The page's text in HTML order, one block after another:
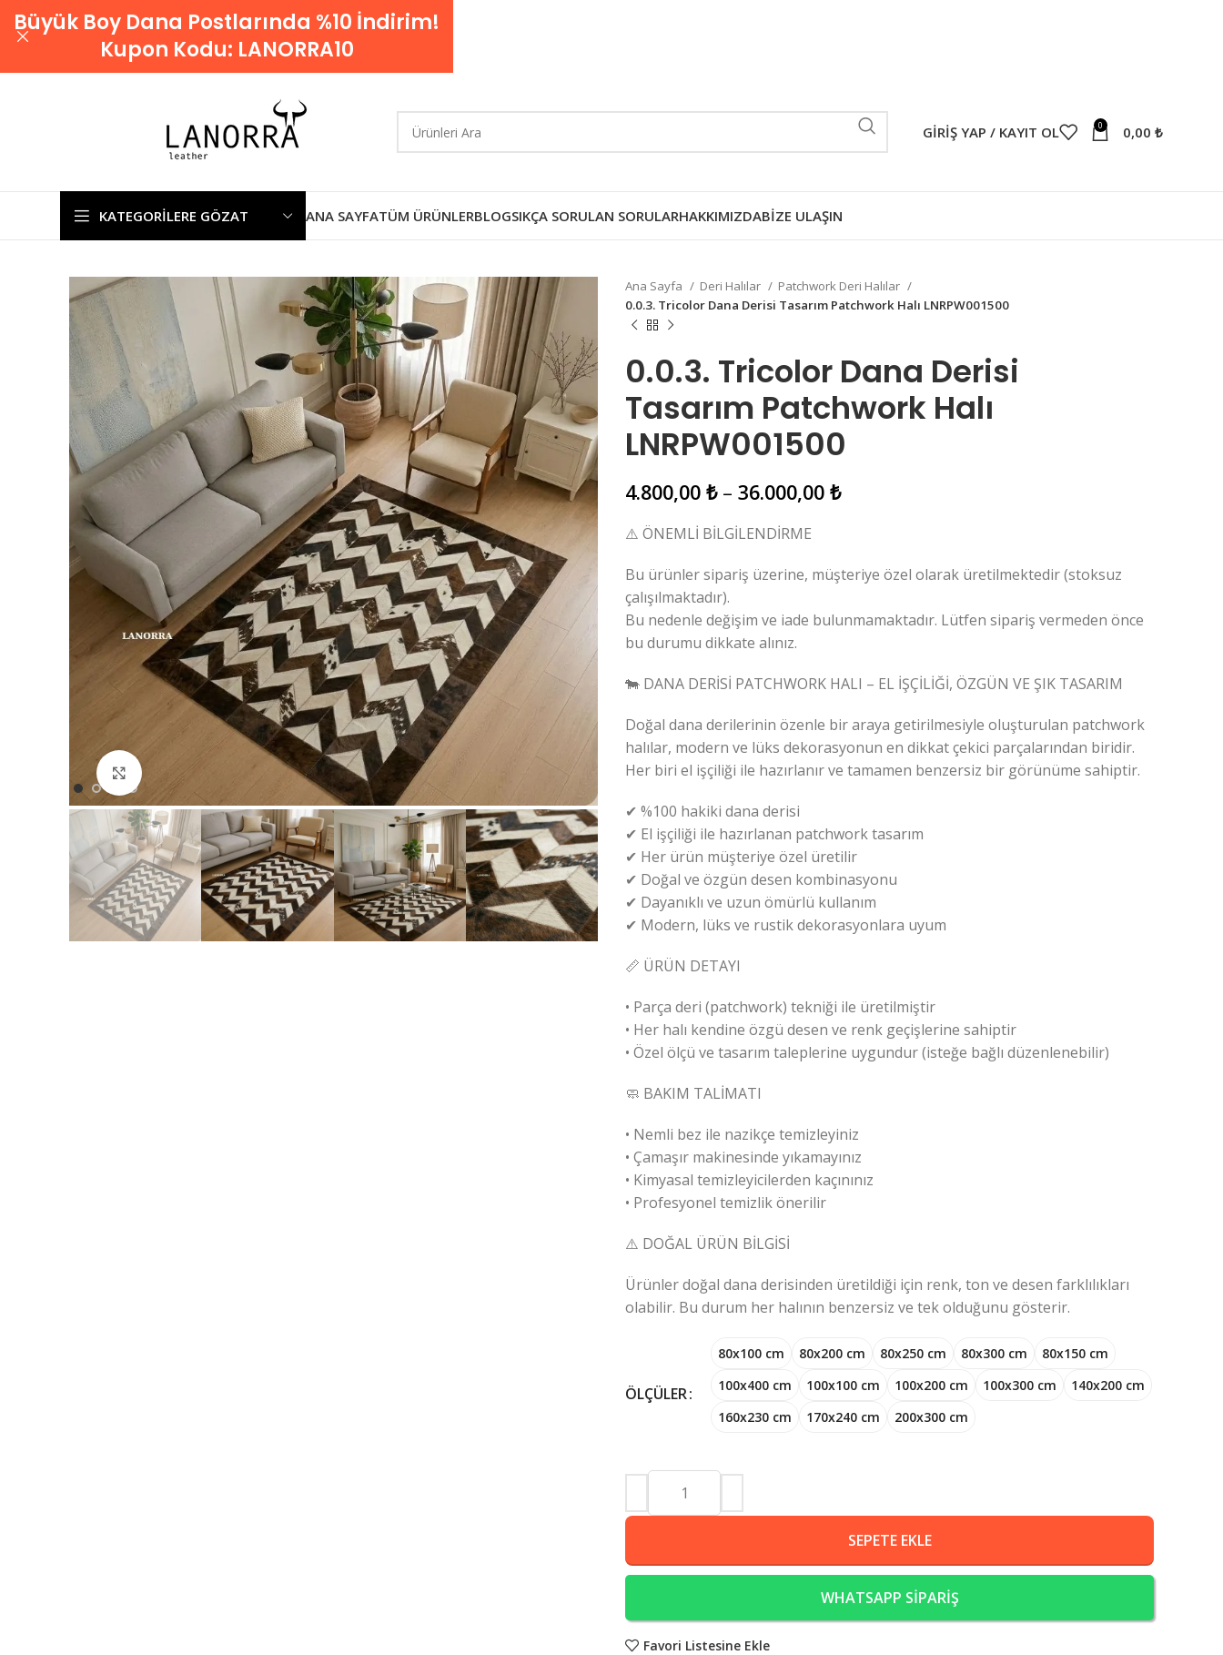
GIRIŞ YAP / KAYIT OL 0 0,00 ₺
KATEGORILERE GÖZAT ANA SAYFATÜM ÜRÜNLERBLOGSIKÇA SORULAN SORULARHAKKIMIZDABIZE ULAŞIN
Büyütmek için Tıklayın
Ana Sayfa Deri Halılar
Patchwork Deri Halılar
0.0.3. Tricolor Dana Derisi Tasarım Patchwork Halı LNRPW001500
0.0.3. Tricolor Dana Derisi
Tasarım Patchwork Halı
LNRPW001500
4.800,00 ₺ – 36.000,00 ₺
⚠️ ÖNEMLİ BİLGİLENDİRME
Bu ürünler sipariş üzerine, müşteriye özel olarak üretilmektedir (stoksuz
çalışılmaktadır).
Bu nedenle değişim ve iade bulunmamaktadır. Lütfen sipariş vermeden önce
bu durumu dikkate alınız.
🐄 DANA DERİSİ PATCHWORK HALI – EL İŞÇİLİĞİ, ÖZGÜN VE ŞIK TASARIM
Doğal dana derilerinin özenle bir araya getirilmesiyle oluşturulan patchwork
halılar, modern ve lüks dekorasyonun en dikkat çekici parçalarından biridir.
Her biri el işçiliği ile hazırlanır ve tamamen benzersiz bir görünüme sahiptir.
✔ %100 hakiki dana derisi
✔ El işçiliği ile hazırlanan patchwork tasarım
✔ Her ürün müşteriye özel üretilir
✔ Doğal ve özgün desen kombinasyonu
✔ Dayanıklı ve uzun ömürlü kullanım
✔ Modern, lüks ve rustik dekorasyonlara uyum
📏 ÜRÜN DETAYI
• Parça deri (patchwork) tekniği ile üretilmiştir
• Her halı kendine özgü desen ve renk geçişlerine sahiptir
• Özel ölçü ve tasarım taleplerine uygundur (isteğe bağlı düzenlenebilir)
🧼 BAKIM TALİMATI
• Nemli bez ile nazikçe temizleyiniz
• Çamaşır makinesinde yıkamayınız
• Kimyasal temizleyicilerden kaçınınız
• Profesyonel temizlik önerilir
⚠️ DOĞAL ÜRÜN BİLGİSİ
Ürünler doğal dana derisinden üretildiği için renk, ton ve desen farklılıkları
olabilir. Bu durum her halının benzersiz ve tek olduğunu gösterir.
ÖLÇÜLER
80x100 cm 80x200 cm 80x250 cm 80x300 cm
80x150 cm
100x400 cm
100x100 cm 100x200 cm 100x300 cm
140x200 cm
160x230 cm
170x240 cm 200x300 cm
SEPETE EKLE
WHATSAPP SİPARİŞ
Favori Listesine Ekle
Büyük Boy Dana Postlarında %10 İndirim!
Kupon Kodu: LANORRA10